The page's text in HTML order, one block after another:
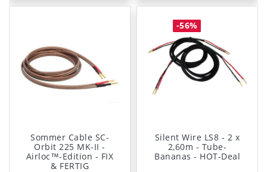
Sommer Cable SC-
Orbit 225 MK-II -
Airloc™-Edition - FIX
& FERTIG
-56%
Silent Wire LS8 - 2 x
2,60m - Tube-
Bananas - HOT-Deal